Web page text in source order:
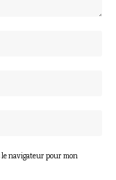
navigateur pour mon